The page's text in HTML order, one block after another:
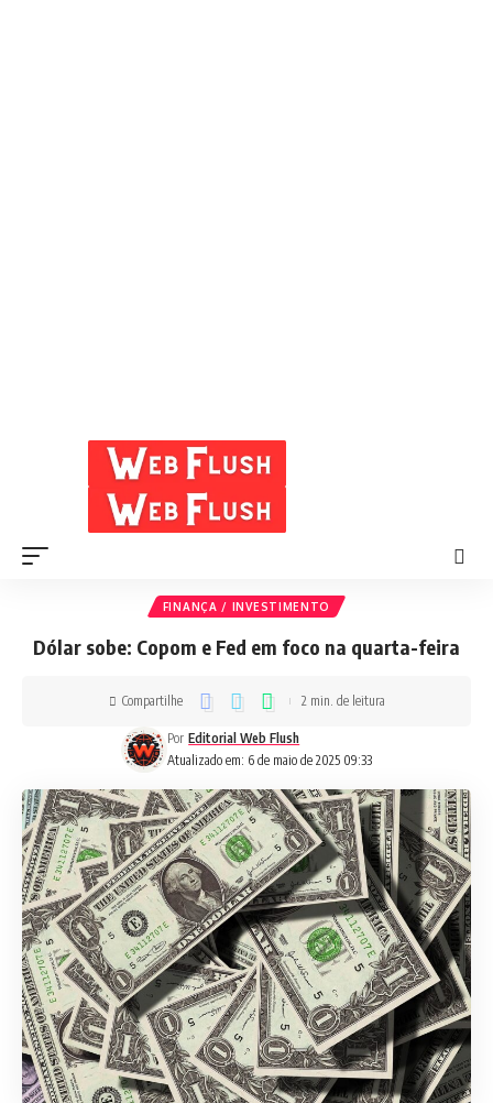
FINANÇA / INVESTIMENTO
Dólar sobe: Copom e Fed em foco na quarta-feira
Atualizado em: 6 de maio de 2025 09:33
Por Editorial Web Flush
Compartilhe 2 min. de leitura